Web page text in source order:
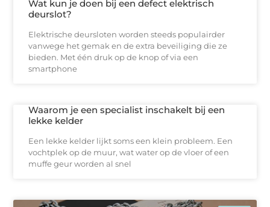
Wat kun je doen bij een defect elektrisch
deurslot?
Elektrische deursloten worden steeds populairder
vanwege het gemak en de extra beveiliging die ze
bieden. Met één druk op de knop of via een
smartphone
Waarom je een specialist inschakelt bij een
lekke kelder
Een lekke kelder lijkt soms een klein probleem. Een
vochtplek op de muur, wat water op de vloer of een
muffe geur worden al snel